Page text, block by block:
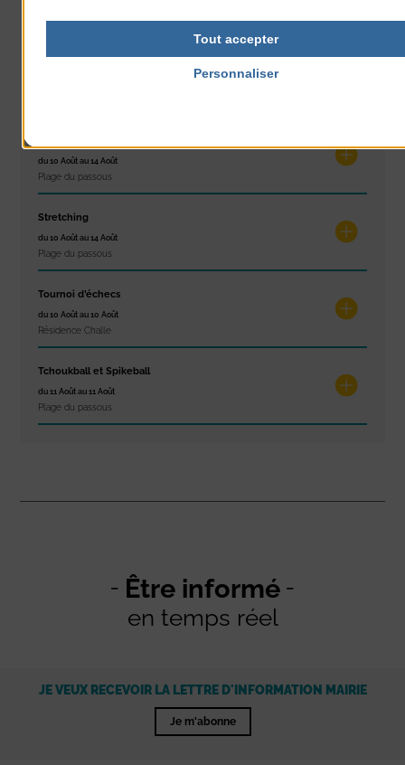
Place du Général de Gaulle
du 10 Août au 14 Août
Plage du passous
Stretching
du 10 Août au 14 Août
Plage du passous
Tournoi d’échecs
du 10 Août au 10 Août
Résidence Challe
Tchoukball et Spikeball
du 11 Août au 11 Août
Plage du passous
Être informé
en temps réel
JE VEUX RECEVOIR LA LETTRE D'INFORMATION MAIRIE
Je m'abonne
Tout accepter
Personnaliser